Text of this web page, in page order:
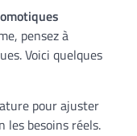
pensez à
Voici quelques
pour ajuster
les besoins réels.